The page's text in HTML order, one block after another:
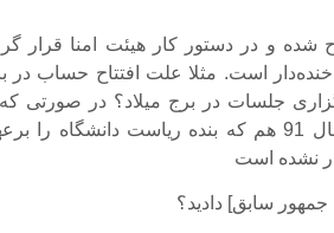
و در دستور کار هیئت امنا قرار
است. مثلا علت افتتاح حساب در
جلسات در برج میلاد؟ در صورتی
هیچ حسابی در آن شعبه نداریم و از سال 91 هم که بنده ریاست دانشگاه را
نشده است
جمهور سابق] دادید؟